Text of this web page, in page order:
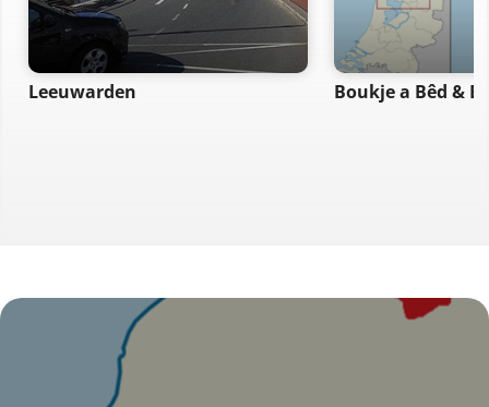
Leeuwarden Boukje a Bêd &